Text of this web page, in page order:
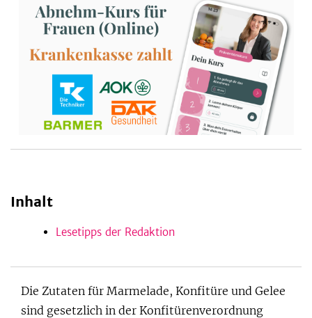
Inhalt
Lesetipps der Redaktion
Die Zutaten für Marmelade, Konfitüre und Gelee
sind gesetzlich in der Konfitürenverordnung